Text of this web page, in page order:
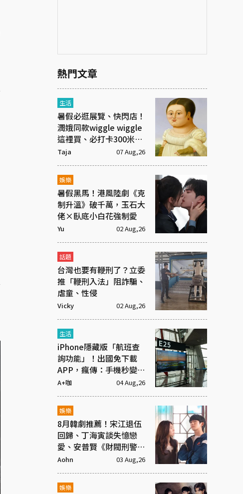
熱門文章
生活
暑假必逛展覽、快閃店！
潤娥同款wiggle wiggle
這裡買、必打卡300米漫
畫「名場景之路」
Taja 07 Aug,26
娛樂
暑假黑馬！港風陸劇《克
制升溫》破千萬，玉石大
佬×臥底小白花強制愛
Yu 02 Aug,26
話題
台灣也要有鞭刑了？立委
推「鞭刑入法」阻詐騙、
虐童、性侵
Vicky 02 Aug,26
生活
iPhone隱藏版「航班查
詢功能」！出國免下載
APP，瘋傳：手機秒變機
場看板
A+咖 04 Aug,26
娛樂
8月韓劇推薦！宋江退伍
回歸、丁海寅談失憶戀
愛、安普賢《財閥刑警》
續集來了
Aohn 03 Aug,26
娛樂